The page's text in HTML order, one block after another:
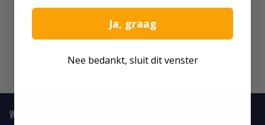
Abonnieren
WASSERSPORTDIREKT.DE
Ja, graag
Nee bedankt, sluit dit venster